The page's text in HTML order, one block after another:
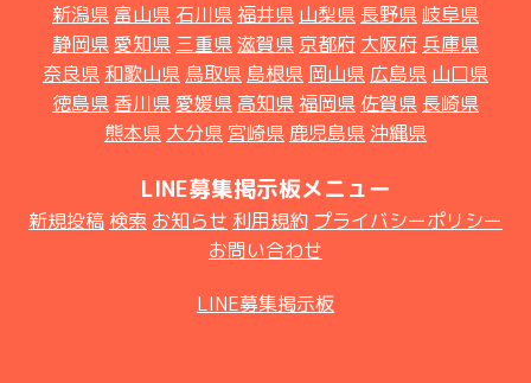
新潟県 富山県 石川県福井県 山梨県 長野県 岐阜県
静岡県愛知県 三重県滋賀県 京都府 大阪府 兵庫県
奈良県 和歌山県 鳥取県 島根県 岡山県 広島県 山口県
徳島県 香川県愛媛県 高知県福岡県 佐賀県 長崎県
熊本県 大分県 宮崎県 鹿児島県 沖縄県
LINE募集掲示板メニュー
新規投稿 検索 お知らせ 利用規約 プライバシーポリシー
お問い合わせ
LINE募集掲示板